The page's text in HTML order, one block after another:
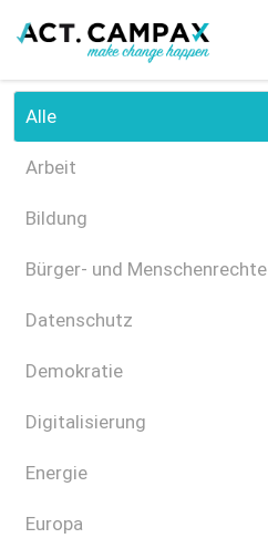
to
content
Alle
Arbeit
Bildung
Bürger- und Menschenrechte
Datenschutz
Demokratie
Digitalisierung
Energie
Europa